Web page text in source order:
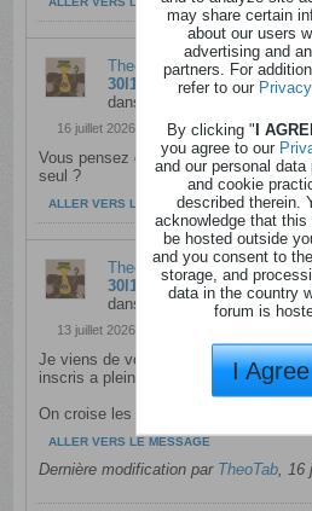
TheoTaba répondu àUn
30l10
dans
Concours Belges pour
16 juillet 2026, 12h27
Vous pensez qu'il va y avoir plusieurs
seul ?
ALLER VERS LE MESSAGE
TheoTaba répondu àUn
30l10
dans
Concours Belges pour
13 juillet 2026, 09h15
Je viens de voir qu'il y a d'autres jeu
inscris a plein de trucs ah ah
On croise les doigts...
ALLER VERS LE MESSAGE
Dernière modification par TheoTab,16
may share certain
about our users
advertising and
partners. For
refer to our
By clicking "I
you agree to our
and our personal data
and cookie
described therein.
acknowledge that this
be hosted outside
and you consent to
storage, and
data in the country
forum is
I Agree